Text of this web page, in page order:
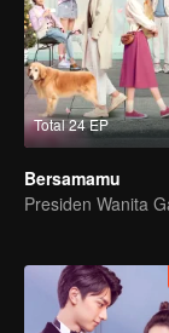
Total 24 EP
Bersamamu